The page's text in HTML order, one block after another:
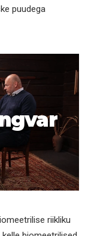
puudega
riikliku